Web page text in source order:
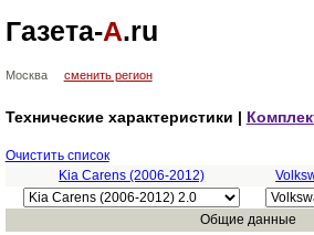
Газета-А.ru
Москва сменить регион
Технические характеристики |
Очистить список
Kia Carens (2006-2012)
Общие данные